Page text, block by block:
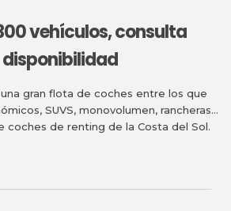
vehículos, consulta
disponibilidad
gran flota de coches entre los que
SUVS, monovolumen, rancheras…
coches de renting de la Costa del Sol.